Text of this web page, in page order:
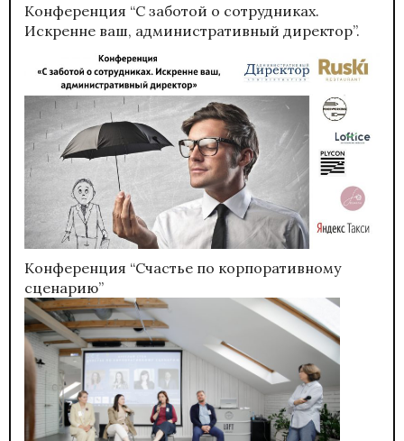
Конференция “С заботой о сотрудниках.
Искренне ваш, административный директор”.
Конференция “Счастье по корпоративному
сценарию”